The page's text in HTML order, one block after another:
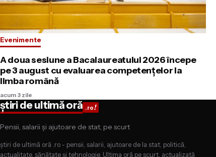
Evenimente
A doua sesiune a Bacalaureatului 2026 începe
pe 3 august cu evaluarea competențelor la
limba română
acum 3 zile
știri de ultimă oră .ro!
Pensii, salarii și ajutoare de stat, pe scurt
știri de ultimă oră .ro - pensii, salarii, ajutoare de la stat, politică,
actualitate, sănătate și tehnologie. Ultima oră pe scurt, actualizată